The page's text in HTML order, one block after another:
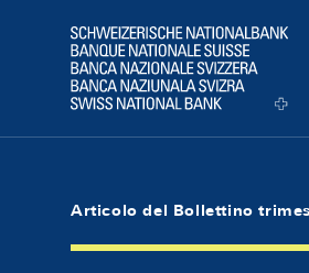
Logo
Articolo del Bollettino